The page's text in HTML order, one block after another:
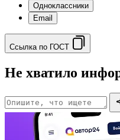
Одноклассники
Email
Ссылка по ГОСТ
Не хватило